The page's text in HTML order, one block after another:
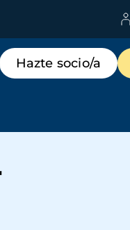
Menú
destacados
Hazte socio/a